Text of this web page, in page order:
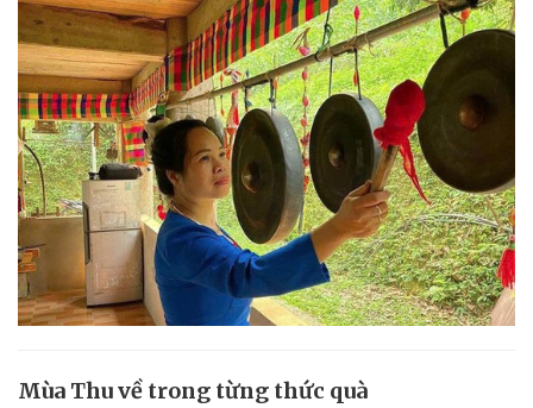
Mùa Thu về trong từng thức quà